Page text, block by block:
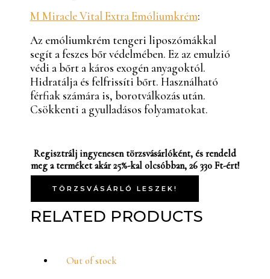
M Miracle Vital Extra Emóliumkrém:
Az emóliumkrém tengeri liposzómákkal
segít a feszes bőr védelmében. Ez az emulzió
védi a bőrt a káros exogén anyagoktól.
Hidratálja és felfrissíti bőrt. Használható
férfiak számára is, borotválkozás után.
Csökkenti a gyulladásos folyamatokat.
Regisztrálj ingyenesen törzsvásárlóként, és rendeld
meg a terméket akár 25%-kal olcsóbban, 26 330 Ft-ért!
TÖRZSVÁSÁRLÓ LESZEK!
RELATED PRODUCTS
Out of stock